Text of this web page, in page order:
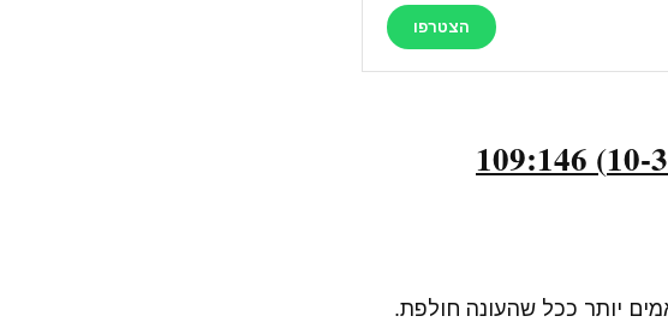
הצטרפו
יותר ככל שהעונה חולפת.